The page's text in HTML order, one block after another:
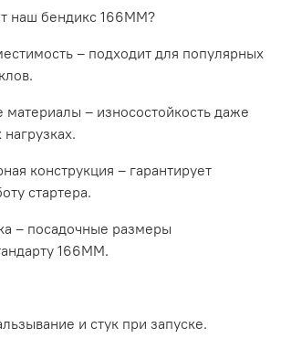
наш бендикс 166ММ?
– подходит для популярных
– износостойкость даже
конструкция – гарантирует
стартера.
– посадочные размеры
166ММ.
и стук при запуске.